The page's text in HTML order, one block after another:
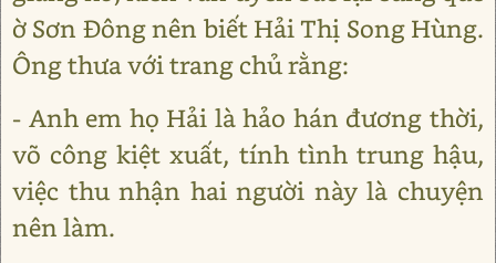
ờ Sơn Đông nên biết Hải Thị Song Hùng.
Ông thưa với trang chủ rằng:
- Anh em họ Hải là hảo hán đương thời,
võ công kiệt xuất, tính tình trung hậu,
việc thu nhận hai người này là chuyện
nên làm.